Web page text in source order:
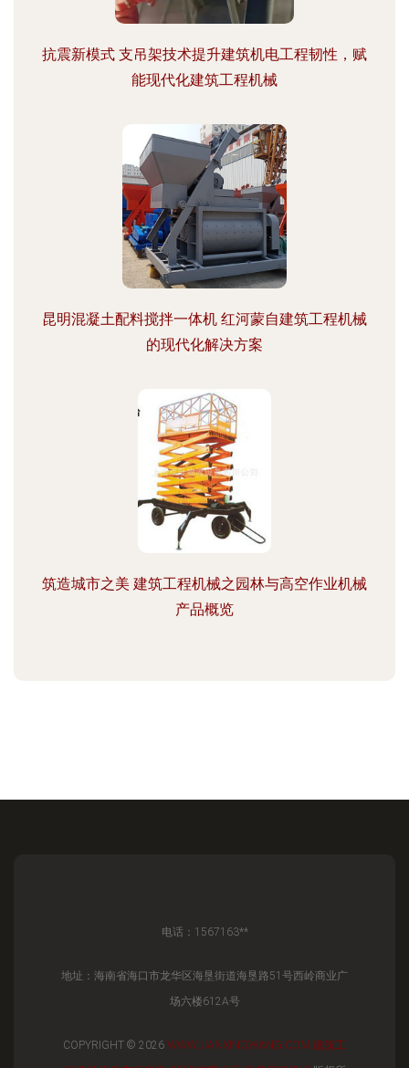
抗震新模式 支吊架技术提升建筑机电工程韧性，赋
能现代化建筑工程机械
昆明混凝土配料搅拌一体机 红河蒙自建筑工程机械
的现代化解决方案
筑造城市之美 建筑工程机械之园林与高空作业机械
产品概览
电话：1567163**
地址：海南省海口市龙华区海垦街道海垦路51号西岭商业广
场六楼612A号
COPYRIGHT © 2026 WWW.JIANXINGWANG.COM 建筑工